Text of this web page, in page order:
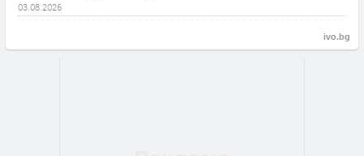
03.08.2026
ivo.bg